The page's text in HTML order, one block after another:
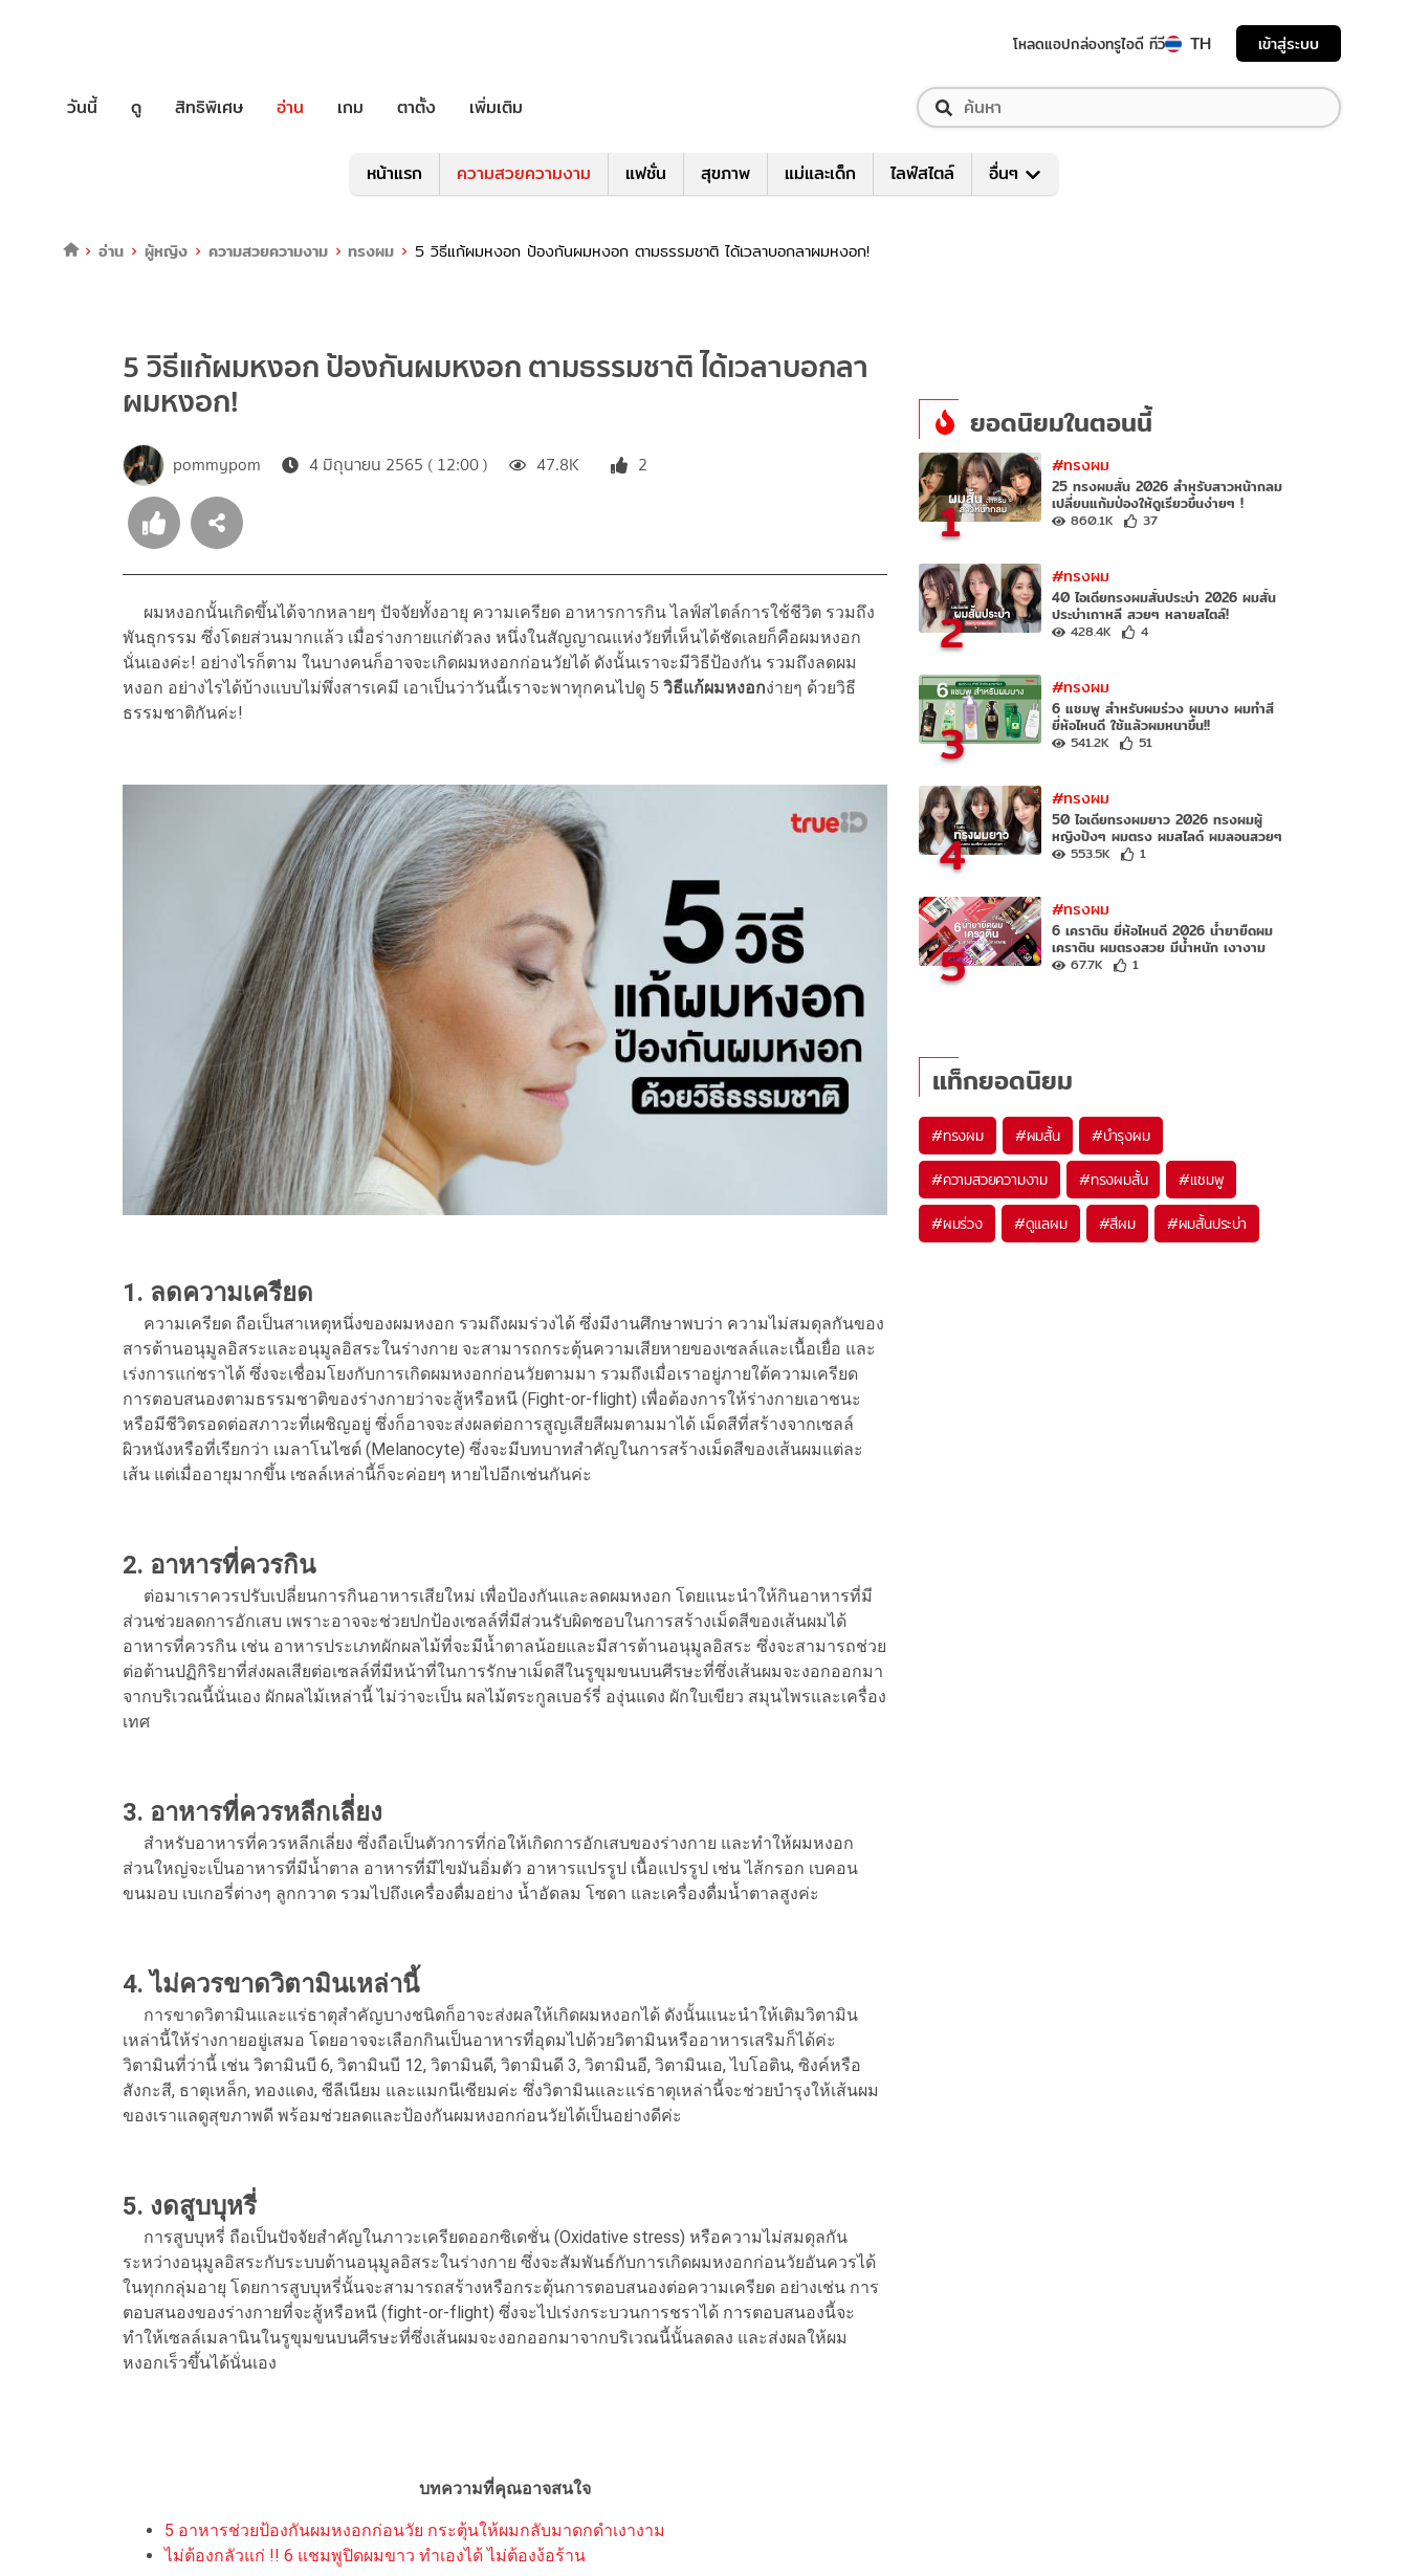
โหลดแอปกล่องทรูไอดี ทีวี TH เข้าสู่ระบบ
วันนี้ ดู สิทธิพิเศษ อ่าน เกม ตาตั้ง เพิ่มเติม
หน้าแรก ความสวยความงาม แฟชั่น สุขภาพ แม่และเด็ก ไลฟ์สไตล์ อื่นๆ
อ่าน ผู้หญิง ความสวยความงาม ทรงผม 5 วิธีแก้ผมหงอก ป้องกันผมหงอก ตามธรรมชาติ ได้เวลาบอกลาผมหงอก!
5 วิธีแก้ผมหงอก ป้องกันผมหงอก ตามธรรมชาติ ได้เวลาบอกลา
ผมหงอก!
pommypom 4 มิถุนายน 2565 ( 12:00 ) 47.8K 2
ผมหงอกนั้นเกิดขึ้นได้จากหลายๆ ปัจจัยทั้งอายุ ความเครียด อาหารการกิน ไลฟ์สไตล์การใช้ชีวิต รวมถึง
พันธุกรรม ซึ่งโดยส่วนมากแล้ว เมื่อร่างกายแก่ตัวลง หนึ่งในสัญญาณแห่งวัยที่เห็นได้ชัดเลยก็คือผมหงอก
นั่นเองค่ะ! อย่างไรก็ตาม ในบางคนก็อาจจะเกิดผมหงอกก่อนวัยได้ ดังนั้นเราจะมีวิธีป้องกัน รวมถึงลดผม
หงอก อย่างไรได้บ้างแบบไม่พึ่งสารเคมี เอาเป็นว่าวันนี้เราจะพาทุกคนไปดู 5 วิธีแก้ผมหงอกง่ายๆ ด้วยวิธี
ธรรมชาติกันค่ะ!
1. ลดความเครียด
ความเครียด ถือเป็นสาเหตุหนึ่งของผมหงอก รวมถึงผมร่วงได้ ซึ่งมีงานศึกษาพบว่า ความไม่สมดุลกันของ
สารต้านอนุมูลอิสระและอนุมูลอิสระในร่างกาย จะสามารถกระตุ้นความเสียหายของเซลล์และเนื้อเยื่อ และ
เร่งการแก่ชราได้ ซึ่งจะเชื่อมโยงกับการเกิดผมหงอกก่อนวัยตามมา รวมถึงเมื่อเราอยู่ภายใต้ความเครียด
การตอบสนองตามธรรมชาติของร่างกายว่าจะสู้หรือหนี (Fight-or-flight) เพื่อต้องการให้ร่างกายเอาชนะ
หรือมีชีวิตรอดต่อสภาวะที่เผชิญอยู่ ซึ่งก็อาจจะส่งผลต่อการสูญเสียสีผมตามมาได้ เม็ดสีที่สร้างจากเซลล์
ผิวหนังหรือที่เรียกว่า เมลาโนไซต์ (Melanocyte) ซึ่งจะมีบทบาทสำคัญในการสร้างเม็ดสีของเส้นผมแต่ละ
เส้น แต่เมื่ออายุมากขึ้น เซลล์เหล่านี้ก็จะค่อยๆ หายไปอีกเช่นกันค่ะ
2. อาหารที่ควรกิน
ต่อมาเราควรปรับเปลี่ยนการกินอาหารเสียใหม่ เพื่อป้องกันและลดผมหงอก โดยแนะนำให้กินอาหารที่มี
ส่วนช่วยลดการอักเสบ เพราะอาจจะช่วยปกป้องเซลล์ที่มีส่วนรับผิดชอบในการสร้างเม็ดสีของเส้นผมได้
อาหารที่ควรกิน เช่น อาหารประเภทผักผลไม้ที่จะมีน้ำตาลน้อยและมีสารต้านอนุมูลอิสระ ซึ่งจะสามารถช่วย
ต่อต้านปฏิกิริยาที่ส่งผลเสียต่อเซลล์ที่มีหน้าที่ในการรักษาเม็ดสีในรูขุมขนบนศีรษะที่ซึ่งเส้นผมจะงอกออกมา
จากบริเวณนี้นั่นเอง ผักผลไม้เหล่านี้ ไม่ว่าจะเป็น ผลไม้ตระกูลเบอร์รี่ องุ่นแดง ผักใบเขียว สมุนไพรและเครื่อง
เทศ
3. อาหารที่ควรหลีกเลี่ยง
สำหรับอาหารที่ควรหลีกเลี่ยง ซึ่งถือเป็นตัวการที่ก่อให้เกิดการอักเสบของร่างกาย และทำให้ผมหงอก
ส่วนใหญ่จะเป็นอาหารที่มีน้ำตาล อาหารที่มีไขมันอิ่มตัว อาหารแปรรูป เนื้อแปรรูป เช่น ไส้กรอก เบคอน
ขนมอบ เบเกอรี่ต่างๆ ลูกกวาด รวมไปถึงเครื่องดื่มอย่าง น้ำอัดลม โซดา และเครื่องดื่มน้ำตาลสูงค่ะ
4. ไม่ควรขาดวิตามินเหล่านี้
การขาดวิตามินและแร่ธาตุสำคัญบางชนิดก็อาจะส่งผลให้เกิดผมหงอกได้ ดังนั้นแนะนำให้เติมวิตามิน
เหล่านี้ให้ร่างกายอยู่เสมอ โดยอาจจะเลือกกินเป็นอาหารที่อุดมไปด้วยวิตามินหรืออาหารเสริมก็ได้ค่ะ
วิตามินที่ว่านี้ เช่น วิตามินบี 6, วิตามินบี 12, วิตามินดี, วิตามินดี 3, วิตามินอี, วิตามินเอ, ไบโอติน, ซิงค์หรือ
สังกะสี, ธาตุเหล็ก, ทองแดง, ซีลีเนียม และแมกนีเซียมค่ะ ซึ่งวิตามินและแร่ธาตุเหล่านี้จะช่วยบำรุงให้เส้นผม
ของเราแลดูสุขภาพดี พร้อมช่วยลดและป้องกันผมหงอกก่อนวัยได้เป็นอย่างดีค่ะ
5. งดสูบบุหรี่
การสูบบุหรี่ ถือเป็นปัจจัยสำคัญในภาวะเครียดออกซิเดชั่น (Oxidative stress) หรือความไม่สมดุลกัน
ระหว่างอนุมูลอิสระกับระบบต้านอนุมูลอิสระในร่างกาย ซึ่งจะสัมพันธ์กับการเกิดผมหงอกก่อนวัยอันควรได้
ในทุกกลุ่มอายุ โดยการสูบบุหรี่นั้นจะสามารถสร้างหรือกระตุ้นการตอบสนองต่อความเครียด อย่างเช่น การ
ตอบสนองของร่างกายที่จะสู้หรือหนี (fight-or-flight) ซึ่งจะไปเร่งกระบวนการชราได้ การตอบสนองนี้จะ
ทำให้เซลล์เมลานินในรูขุมขนบนศีรษะที่ซึ่งเส้นผมจะงอกออกมาจากบริเวณนี้นั้นลดลง และส่งผลให้ผม
หงอกเร็วขึ้นได้นั่นเอง
บทความที่คุณอาจสนใจ
5 อาหารช่วยป้องกันผมหงอกก่อนวัย กระตุ้นให้ผมกลับมาดกดำเงางาม
ไม่ต้องกลัวแก่ !! 6 แชมพูปิดผมขาว ทำเองได้ ไม่ต้องง้อร้าน
ยอดนิยมในตอนนี้
1
#ทรงผม
25 ทรงผมสั้น 2026 สำหรับสาวหน้ากลม
เปลี่ยนแก้มป่องให้ดูเรียวขึ้นง่ายๆ !
860.1K 37
2
#ทรงผม
40 ไอเดียทรงผมสั้นประบ่า 2026 ผมสั้น
ประบ่าเกาหลี สวยๆ หลายสไตล์!
428.4K 4
3
#ทรงผม
6 แชมพู สำหรับผมร่วง ผมบาง ผมทำสี
ยี่ห้อไหนดี ใช้แล้วผมหนาขึ้น!!
541.2K 51
4
#ทรงผม
50 ไอเดียทรงผมยาว 2026 ทรงผมผู้
หญิงปังๆ ผมตรง ผมสไลด์ ผมลอนสวยๆ
553.5K 1
5
#ทรงผม
6 เคราติน ยี่ห้อไหนดี 2026 น้ำยายืดผม
เคราติน ผมตรงสวย มีน้ำหนัก เงางาม
67.7K 1
แท็กยอดนิยม
#ทรงผม #ผมสั้น #บำรุงผม
#ความสวยความงาม #ทรงผมสั้น #แชมพู
#ผมร่วง #ดูแลผม #สีผม #ผมสั้นประบ่า